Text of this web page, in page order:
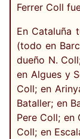
Ferrer Coll
En Cataluña
(todo en
dueño N.
en Algues y
Coll; en
Bataller; en
Pere Coll; en
Coll; en